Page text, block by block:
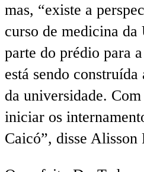
mas, “existe a
curso de medicina
parte do prédio para
está sendo
da universidade.
iniciar os
Caicó”, disse Alisson